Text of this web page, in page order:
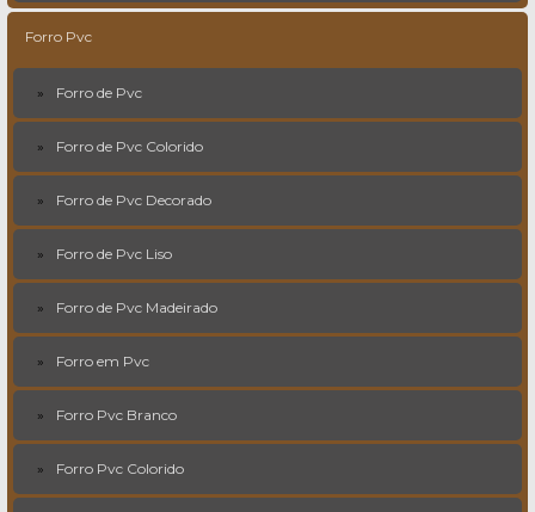
Forro Pvc
Forro de Pvc
Forro de Pvc Colorido
Forro de Pvc Decorado
Forro de Pvc Liso
Forro de Pvc Madeirado
Forro em Pvc
Forro Pvc Branco
Forro Pvc Colorido